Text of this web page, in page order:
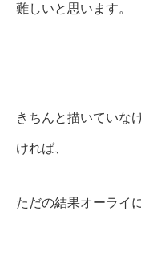
難しいと思います。
きちんと描いていな
ければ、
ただの結果オーライ